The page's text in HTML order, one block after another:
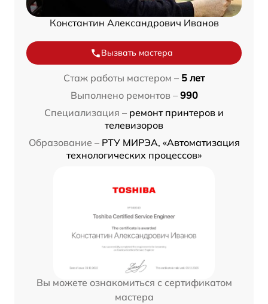
Константин Александрович Иванов
Вызвать мастера
Стаж работы мастером – 5 лет
Выполнено ремонтов – 990
Специализация – ремонт принтеров и
телевизоров
Образование – РТУ МИРЭА, «Автоматизация
технологических процессов»
Вы можете ознакомиться с сертификатом
мастера